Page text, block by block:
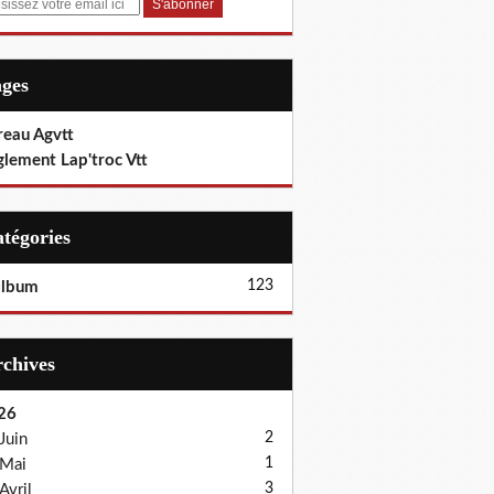
Agvtt
Lap'troc Vtt
123
Juin
2
Mai 1
Avril 3